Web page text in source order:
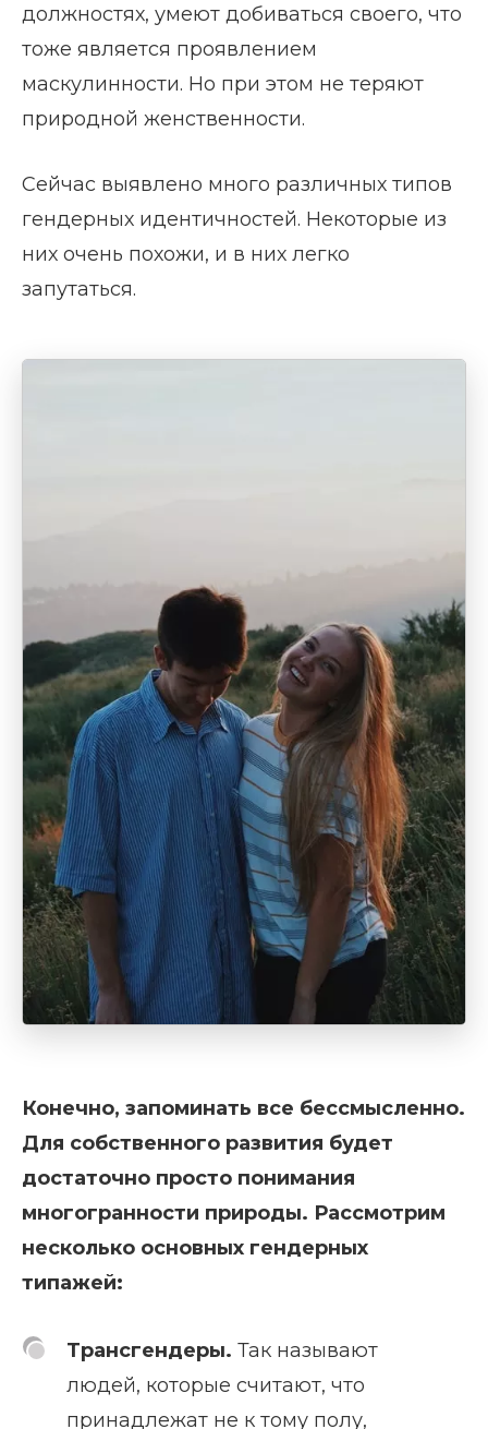
должностях, умеют добиваться своего, что
тоже является проявлением
маскулинности. Но при этом не теряют
природной женственности.
Сейчас выявлено много различных типов
гендерных идентичностей. Некоторые из
них очень похожи, и в них легко
запутаться.
Конечно, запоминать все бессмысленно.
Для собственного развития будет
достаточно просто понимания
многогранности природы. Рассмотрим
несколько основных гендерных
типажей:
Трансгендеры. Так называют
людей, которые считают, что
принадлежат не к тому полу,